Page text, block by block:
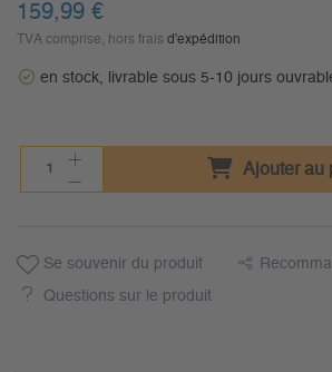
159,99 €
TVA comprise, hors frais d'expédition
en stock, livrable sous 5-10 jours
Ajouter au
Se souvenir du produit
Questions sur le produit